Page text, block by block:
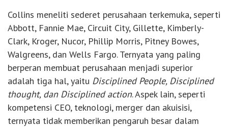
Collins meneliti sederet perusahaan terkemuka, seperti
Abbott, Fannie Mae, Circuit City, Gillette, Kimberly-
Clark, Kroger, Nucor, Phillip Morris, Pitney Bowes,
Walgreens, dan Wells Fargo. Ternyata yang paling
berperan membuat perusahaan menjadi superior
adalah tiga hal, yaitu Disciplined People, Disciplined
thought, dan Disciplined action. Aspek lain, seperti
kompetensi CEO, teknologi, merger dan akuisisi,
ternyata tidak memberikan pengaruh besar dalam